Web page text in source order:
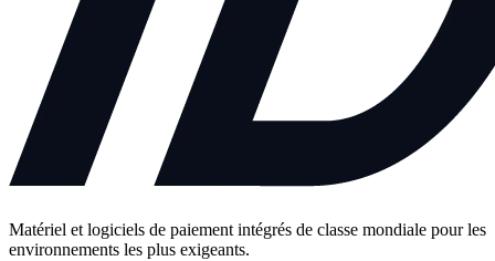
Matériel et logiciels de paiement intégrés de classe mondiale pour les
environnements les plus exigeants.